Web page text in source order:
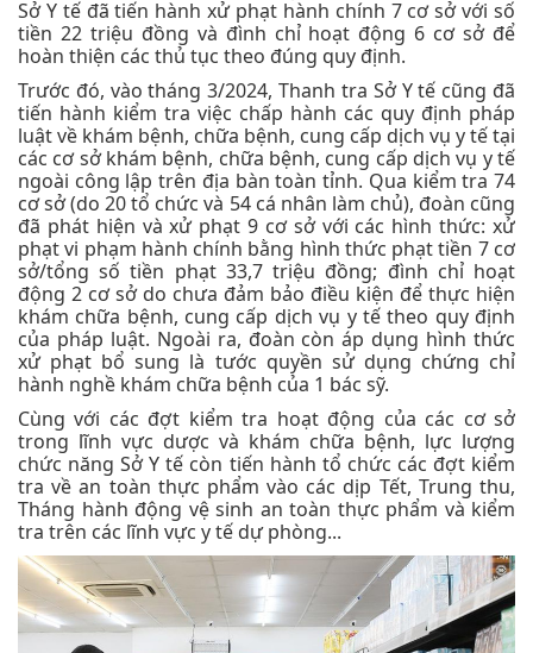
Sở Y tế đã tiến hành xử phạt hành chính 7 cơ sở với số
tiền 22 triệu đồng và đình chỉ hoạt động 6 cơ sở để
hoàn thiện các thủ tục theo đúng quy định.
Trước đó, vào tháng 3/2024, Thanh tra Sở Y tế cũng đã
tiến hành kiểm tra việc chấp hành các quy định pháp
luật về khám bệnh, chữa bệnh, cung cấp dịch vụ y tế tại
các cơ sở khám bệnh, chữa bệnh, cung cấp dịch vụ y tế
ngoài công lập trên địa bàn toàn tỉnh. Qua kiểm tra 74
cơ sở (do 20 tổ chức và 54 cá nhân làm chủ), đoàn cũng
đã phát hiện và xử phạt 9 cơ sở với các hình thức: xử
phạt vi phạm hành chính bằng hình thức phạt tiền 7 cơ
sở/tổng số tiền phạt 33,7 triệu đồng; đình chỉ hoạt
động 2 cơ sở do chưa đảm bảo điều kiện để thực hiện
khám chữa bệnh, cung cấp dịch vụ y tế theo quy định
của pháp luật. Ngoài ra, đoàn còn áp dụng hình thức
xử phạt bổ sung là tước quyền sử dụng chứng chỉ
hành nghề khám chữa bệnh của 1 bác sỹ.
Cùng với các đợt kiểm tra hoạt động của các cơ sở
trong lĩnh vực dược và khám chữa bệnh, lực lượng
chức năng Sở Y tế còn tiến hành tổ chức các đợt kiểm
tra về an toàn thực phẩm vào các dịp Tết, Trung thu,
Tháng hành động vệ sinh an toàn thực phẩm và kiểm
tra trên các lĩnh vực y tế dự phòng...